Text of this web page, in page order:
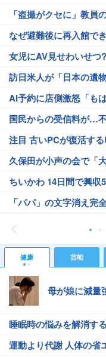
「盗撮がクセに」教員
なぜ避難後に再入館で
女児にAV見せわいせつ
訪日米人が「日本の遺
AI予約に店側激怒「も
国民からの受信料が…
注目 古いPCが復活す
久保田が小声の会で「
ちいかわ 14日間で興収
「パパ」の文字消え完
健康 芸能
母が娘に減
睡眠時の悩みを解消す
運動より代謝 人体の省